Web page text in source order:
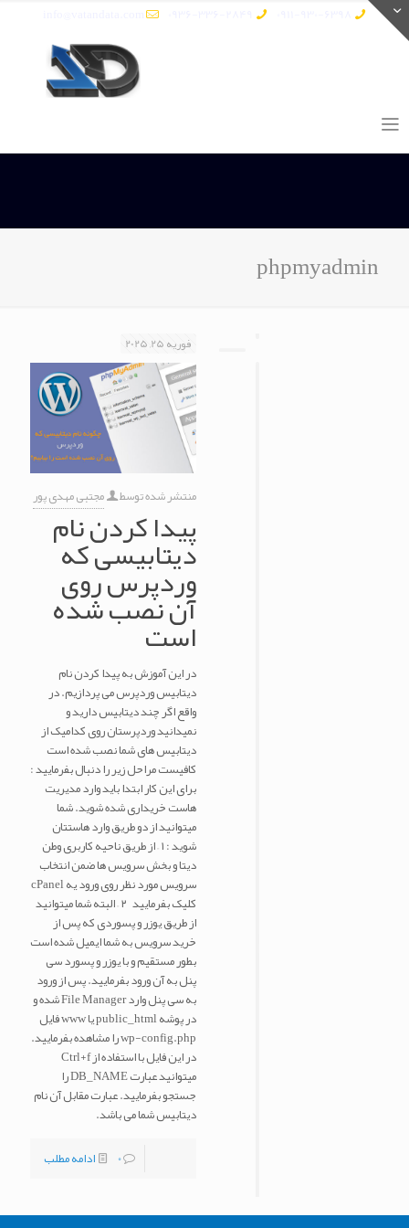
phpmyadmin
فوریه 25, 2025
منتشر شده توسط مجتبی مهدی پور
پیدا کردن نام
دیتابیسی که
وردپرس روی
آن نصب شده
است
در این آموزش به پیدا کردن نام
دیتابیس وردپرس می پردازیم. در
واقع اگر چند دیتابیس دارید و
نمیدانید وردپرستان روی کدامیک از
دیتابیس های شما نصب شده است
کافیست مراحل زیر را دنبال بفرمایید :
برای این کار ابتدا باید وارد مدیریت
هاست خریداری شده شوید. شما
میتوانید از دو طریق وارد هاستتان
شوید : ۱ – از طریق ناحیه کاربری وطن
دیتا و بخش سرویس ها ضمن انتخاب
سرویس مورد نظر روی ورود یه cPanel
کلیک بفرمایید ۲ – البته شما میتوانید
از طریق یوزر و پسوردی که پس از
خرید سرویس به شما ایمیل شده است
بطور مستقیم و با یوزر و پسورد سی
پنل به آن ورود بفرمایید. پس از ورود
به سی پنل وارد File Manager شده و
در پوشه public_html یا www فایل
wp-config.php را مشاهده بفرمایید.
در این فایل با استفاده از Ctrl+f
میتوانید عبارت DB_NAME را
جستجو بفرمایید. عبارت مقابل آن نام
دیتابیس شما می باشد.
0
ادامه مطلب